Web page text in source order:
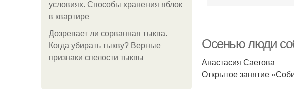
условиях. Способы хранения яблок
в квартире
Дозревает ли сорванная тыква.
Когда убирать тыкву? Верные
признаки спелости тыквы
Осенью люди
Анастасия Саетова
Открытое занятие